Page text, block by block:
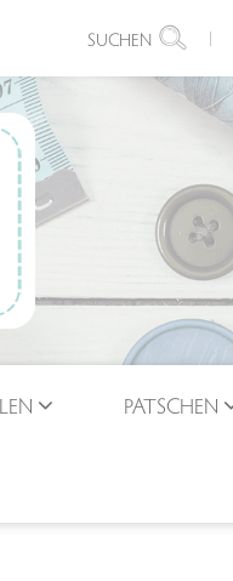
SUCHEN
PATSCHEN